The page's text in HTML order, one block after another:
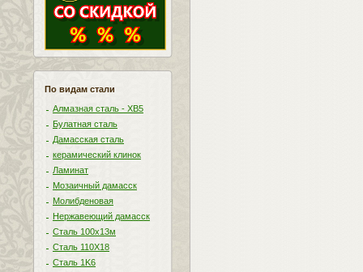
По видам стали
Алмазная сталь - ХВ5
Булатная сталь
Дамасская сталь
керамический клинок
Ламинат
Мозаичный дамасск
Молибденовая
Нержавеющий дамасск
Сталь 100х13м
Сталь 110Х18
Сталь 1K6